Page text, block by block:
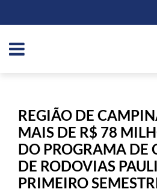
REGIÃO DE
MAIS DE R$ 78
DO PROGRAMA DE
DE RODOVIAS
PRIMEIRO